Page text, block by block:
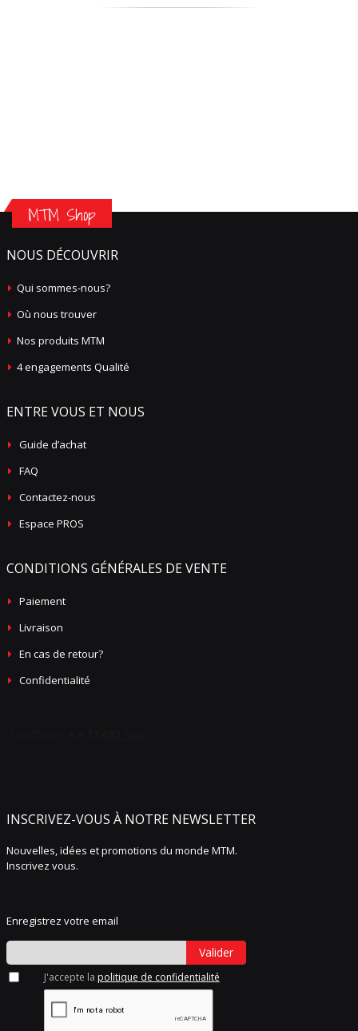
MTM Shop
NOUS DÉCOUVRIR
Qui sommes-nous?
Où nous trouver
Nos produits MTM
4 engagements Qualité
ENTRE VOUS ET NOUS
Guide d’achat
FAQ
Contactez-nous
Espace PROS
CONDITIONS GÉNÉRALES DE VENTE
Paiement
Livraison
En cas de retour?
Confidentialité
INSCRIVEZ-VOUS À NOTRE NEWSLETTER
Nouvelles, idées et promotions du monde MTM.
Inscrivez vous.
Enregistrez votre email
Valider
J'accepte la politique de confidentialité